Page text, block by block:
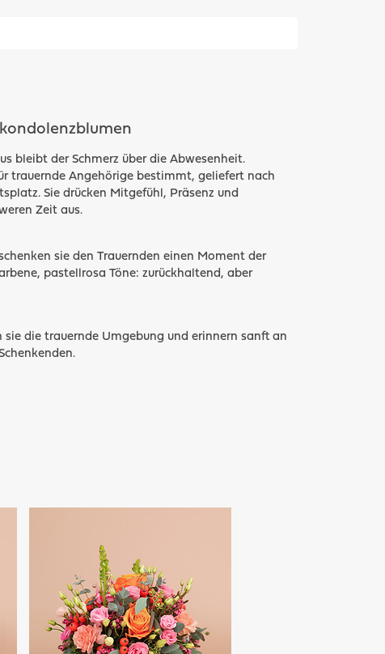
bleibt der Schmerz über die Abwesenheit.
trauernde Angehörige bestimmt, geliefert nach
Sie drücken Mitgefühl, Präsenz und
Zeit aus.
sie den Trauernden einen Moment der
pastellrosa Töne: zurückhaltend, aber
sie die trauernde Umgebung und erinnern sanft an